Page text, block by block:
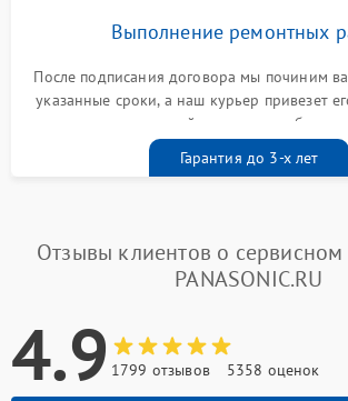
Выполнение ремонтных
После подписания договора мы починим
указанные сроки, а наш курьер привезет
гарантийным талоном
Гарантия до 3-х лет
Отзывы клиентов о сервисном
PANASONIC.RU
4.9 1799 отзывов 5358 оценок